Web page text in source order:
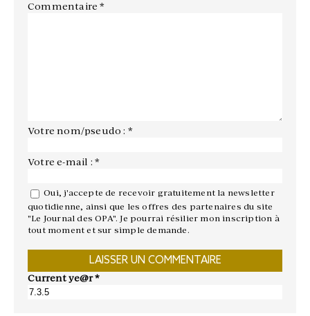
Commentaire*
Votre nom/pseudo : *
Votre e-mail : *
Oui, j'accepte de recevoir gratuitement la newsletter
quotidienne, ainsi que les offres des partenaires du site
"Le Journal des OPA". Je pourrai résilier mon inscription à
tout moment et sur simple demande.
Current ye@r*